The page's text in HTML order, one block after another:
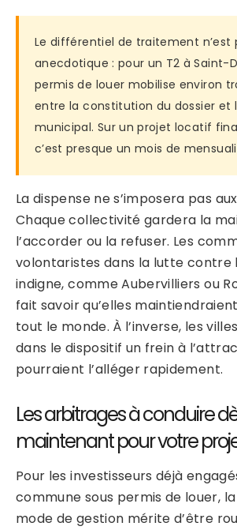
Le différentiel de traitement n’est
anecdotique : pour un T2 à Saint-
permis de louer mobilise environ
entre la constitution du dossier et
municipal. Sur un projet locatif
c’est presque un mois de
La dispense ne s’imposera pas
Chaque collectivité gardera la
l’accorder ou la refuser. Les
volontaristes dans la lutte contre
indigne, comme Aubervilliers ou
fait savoir qu’elles
tout le monde. À l’inverse, les
dans le dispositif un frein à
pourraient l’alléger rapidement.
Les arbitrages à conduire
maintenant pour votre
Pour les investisseurs déjà
commune sous permis de louer,
mode de gestion mérite d’être